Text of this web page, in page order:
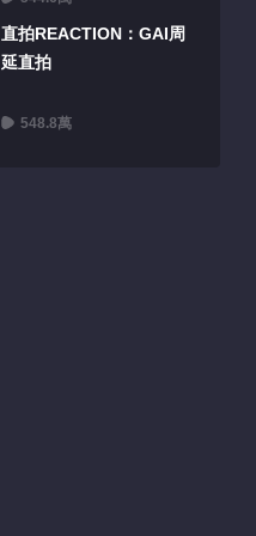
直拍REACTION：GAI周
延直拍
548.8萬